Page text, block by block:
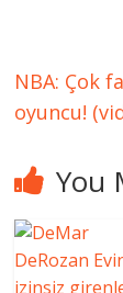
NBA: Çok
oyuncu!
You